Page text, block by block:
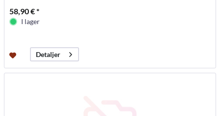
58,90 € *
I lager
Detaljer